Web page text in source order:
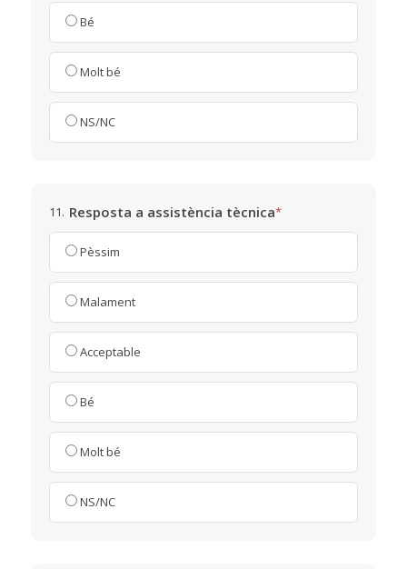
Bé
Molt bé
NS/NC
11. Resposta a assistència tècnica*
Pèssim
Malament
Acceptable
Bé
Molt bé
NS/NC